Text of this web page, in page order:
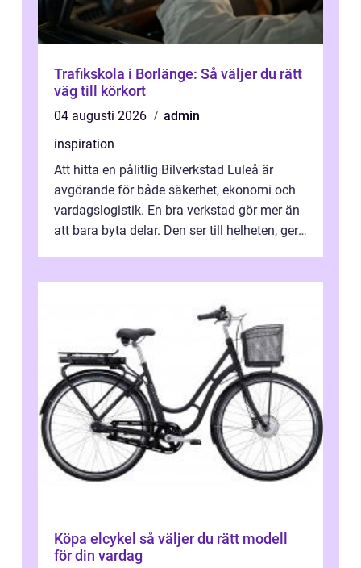
Trafikskola i Borlänge: Så väljer du rätt
väg till körkort
04 augusti 2026
admin
inspiration
Att hitta en pålitlig Bilverkstad Luleå är
avgörande för både säkerhet, ekonomi och
vardagslogistik. En bra verkstad gör mer än
att bara byta delar. Den ser till helheten, ger
Köpa elcykel så väljer du rätt modell
för din vardag